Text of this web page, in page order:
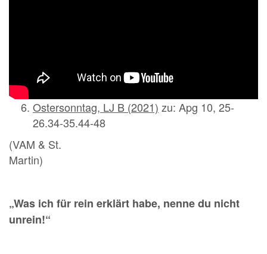
Ostersonntag, LJ B (2021) zu: Apg 10, 25-
26.34-35.44-48
(VAM & St.
„Was ich für rein erklärt habe, nenne du nicht
unrein!“